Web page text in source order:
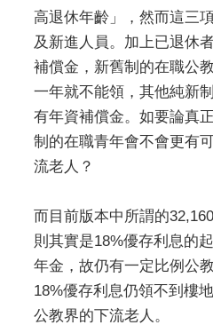
高退休年齡」，然而這三
及新進人員。加上已退休
補償金，新舊制的在職公
一年就不能領，其他純新
有年資補償金。如要論真
制的在職青年會不會更有
流老人？
而目前版本中所謂的
則其實是18%優存利息的
年金，故仍有一定比例公
18%優存利息仍領不到樓
公教界的下流老人。